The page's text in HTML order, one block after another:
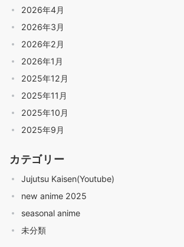
2026年4月
2026年3月
2026年2月
2026年1月
2025年12月
2025年11月
2025年10月
2025年9月
カテゴリー
Jujutsu Kaisen(Youtube)
new anime 2025
seasonal anime
未分類